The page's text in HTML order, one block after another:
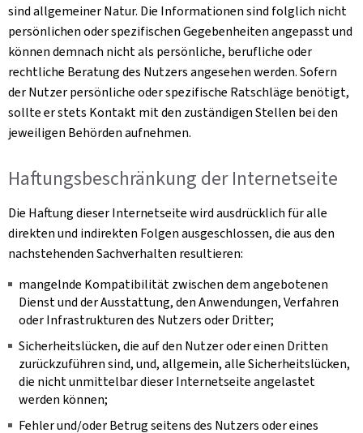
sind allgemeiner Natur. Die Informationen sind folglich nicht
persönlichen oder spezifischen Gegebenheiten angepasst und
können demnach nicht als persönliche, berufliche oder
rechtliche Beratung des Nutzers angesehen werden. Sofern
der Nutzer persönliche oder spezifische Ratschläge benötigt,
sollte er stets Kontakt mit den zuständigen Stellen bei den
jeweiligen Behörden aufnehmen.
Haftungsbeschränkung der Internetseite
Die Haftung dieser Internetseite wird ausdrücklich für alle
direkten und indirekten Folgen ausgeschlossen, die aus den
nachstehenden Sachverhalten resultieren:
mangelnde Kompatibilität zwischen dem angebotenen
Dienst und der Ausstattung, den Anwendungen, Verfahren
oder Infrastrukturen des Nutzers oder Dritter;
Sicherheitslücken, die auf den Nutzer oder einen Dritten
zurückzuführen sind, und, allgemein, alle Sicherheitslücken,
die nicht unmittelbar dieser Internetseite angelastet
werden können;
Fehler und/oder Betrug seitens des Nutzers oder eines